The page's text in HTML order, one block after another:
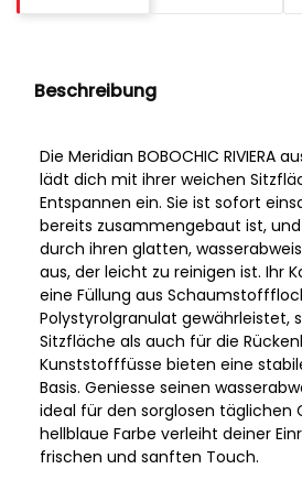
Beschreibung
Die Meridian BOBOCHIC RIVIERA
lädt dich mit ihrer weichen
Entspannen ein. Sie ist sofort
bereits zusammengebaut ist,
durch ihren glatten,
aus, der leicht zu reinigen ist. Ihr
eine Füllung aus
Polystyrolgranulat gewährleistet,
Sitzfläche als auch für die
Kunststofffüsse bieten eine
Basis. Geniesse seinen
ideal für den sorglosen täglichen
hellblaue Farbe verleiht deiner
frischen und sanften Touch.